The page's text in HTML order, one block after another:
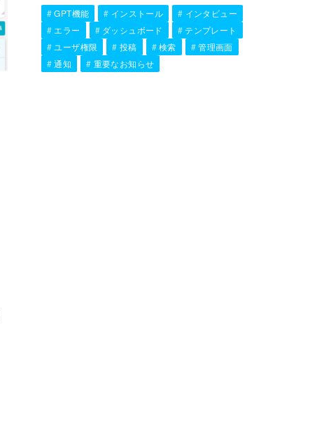
GPT機能 インストール
インタビュー
エラー
ダッシュボード
テンプレート
ユーザ権限
投稿 検索
管理画面
通知
重要なお知らせ